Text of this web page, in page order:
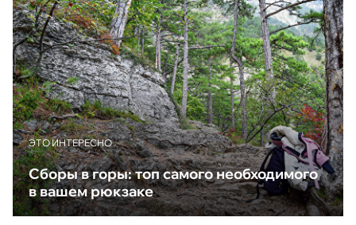
ЭТО ИНТЕРЕСНО
Сборы в горы: топ самого необходимого
в вашем рюкзаке